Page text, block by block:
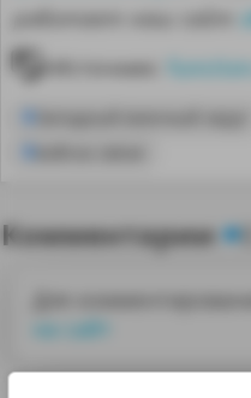
работает наш сайт
Источник:
Комментарии 0
Для
на сайт